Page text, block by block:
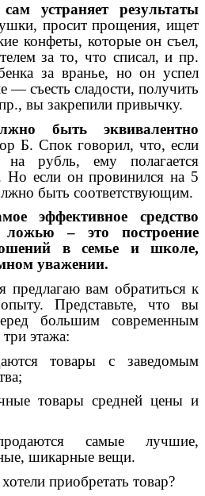
устраняет результаты
просит прощения, ищет
конфеты, которые он съел,
за то, что списал, и пр.
за вранье, но он успел
— съесть сладости, получить
вы закрепили привычку.
быть эквивалентно
Б. Спок говорил, что, если
на рубль, ему полагается
Но если он провинился на 5
быть соответствующим.
эффективное средство
– это построение
в семье и школе,
уважении.
предлагаю вам обратиться к
Представьте, что вы
большим современным
этажа:
товары с заведомым
товары средней цены и
самые лучшие,
шикарные вещи.
приобретать товар?